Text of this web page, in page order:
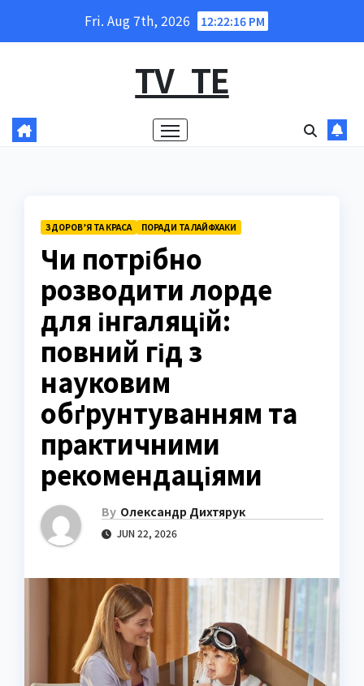
Fri. Aug 7th, 2026 12:22:17 PM
TV_TE
ЗДОРОВ’Я ТА КРАСА ПОРАДИ ТА ЛАЙФХАКИ
Чи потрібно
розводити лорде
для інгаляцій:
повний гід з
науковим
обґрунтуванням та
практичними
рекомендаціями
By Олександр Дихтярук
JUN 22, 2026